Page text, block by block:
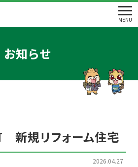
MENU
お知らせ
2026.04.27
新規リフォーム住宅